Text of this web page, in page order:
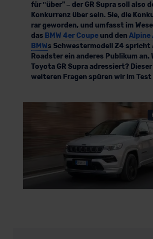
für ʺüber" – der GR Supra soll also
Konkurrenz über sein. Sie, die
rar geworden, und umfasst im
das BMW 4er Coupeund den Alpine
BMWs Schwestermodell Z4 spricht
Roadster ein anderes Publikum an.
Toyota GR Supra adressiert? Dieser
weiteren Fragen spüren wir im Test